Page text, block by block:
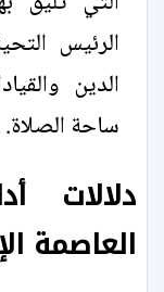
الرئيس
الدين
ساحة الصلاة.
دلالات
العاصمة